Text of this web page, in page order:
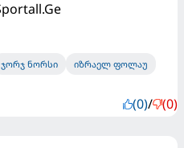
ჯორჯ ნორსი იზრაელ ფოლაუ
(0)/ (0)